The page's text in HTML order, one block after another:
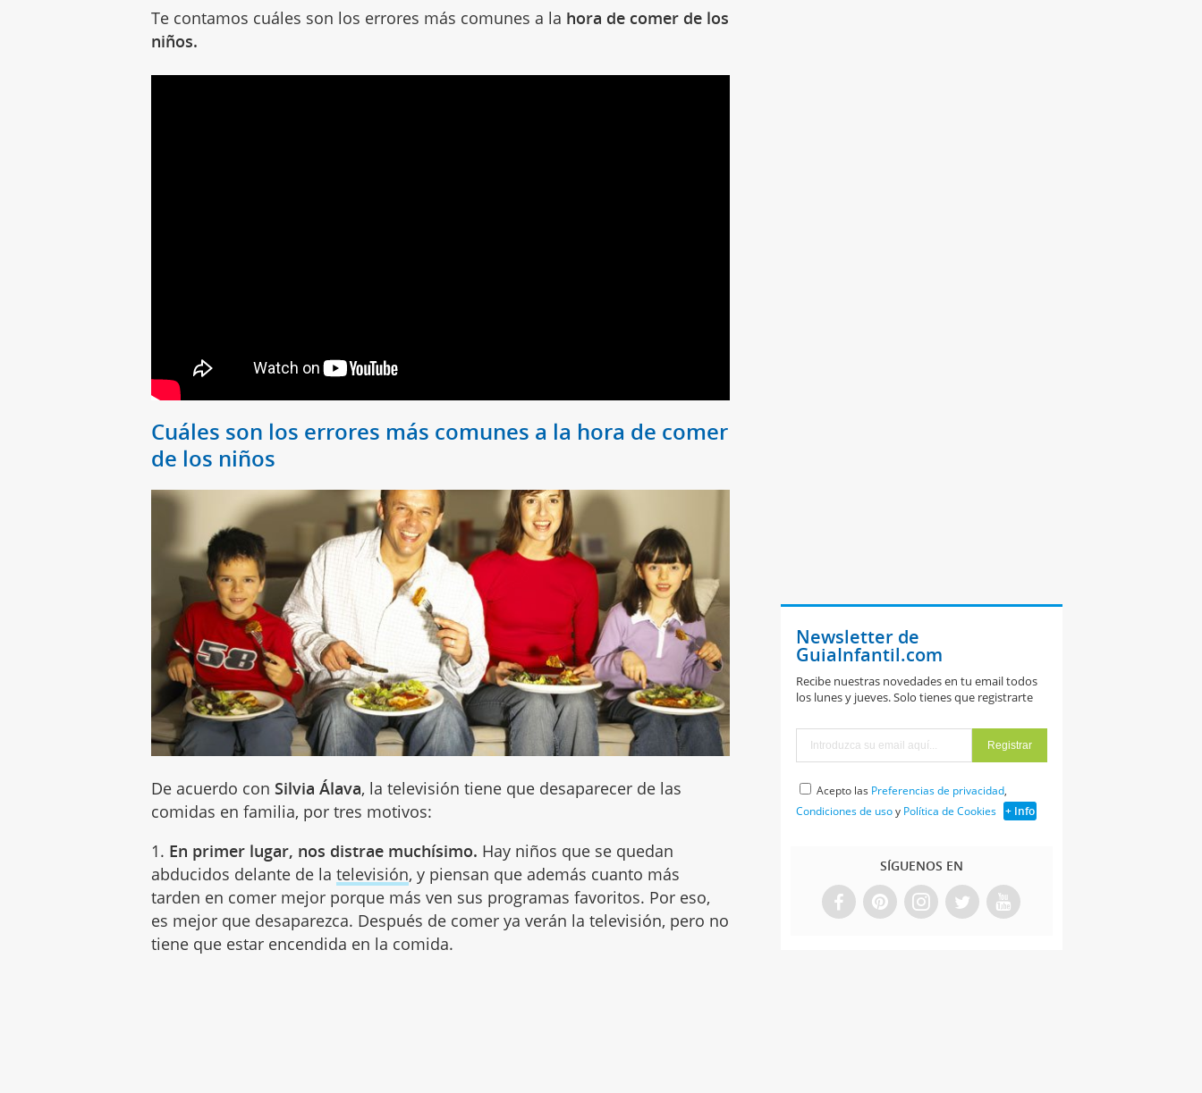
Te contamos cuáles son los errores más comunes a la hora de comer de los
niños.
Cuáles son los errores más comunes a la hora de comer
de los niños
De acuerdo conSilvia Álava, la televisión tiene que desaparecer de las
comidas en familia, por tres motivos:
1. En primer lugar, nos distrae muchísimo. Hay niños que se quedan
abducidos delante de latelevisión, y piensan que además cuanto más
tarden en comer mejor porque más ven sus programas favoritos. Por eso,
es mejor que desaparezca. Después de comer ya verán la televisión, pero no
tiene que estar encendida en la comida.
Newsletter de
GuiaInfantil.com
Recibe nuestras novedades en tu email todos
los lunes y jueves. Solo tienes que registrarte
Acepto las Preferencias de privacidad,
Condiciones de usoy Política de Cookies + Info
SÍGUENOS EN